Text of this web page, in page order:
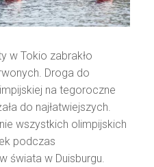
w Tokio zabrakło
Droga do
na tegoroczne
do najłatwiejszych.
wszystkich olimpijskich
podczas
świata w Duisburgu.